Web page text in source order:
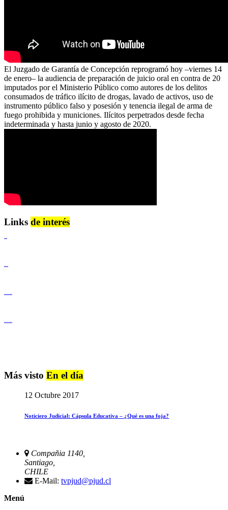
El Juzgado de Garantía de Concepción reprogramó hoy –viernes 14
de enero– la audiencia de preparación de juicio oral en contra de 20
imputados por el Ministerio Público como autores de los delitos
consumados de tráfico ilícito de drogas, lavado de activos, uso de
instrumento público falso y posesión y tenencia ilegal de arma de
fuego prohibida y municiones. Ilícitos perpetrados desde fecha
indeterminada y hasta junio y agosto de 2020.
Links de interés
Más visto En el día
12 Octubre 2017
Noticiero Judicial: Cápsula Educativa – ¿Qué es una foja?
Compañia 1140,
Santiago,
CHILE
E-Mail: tvpjud@pjud.cl
Menú